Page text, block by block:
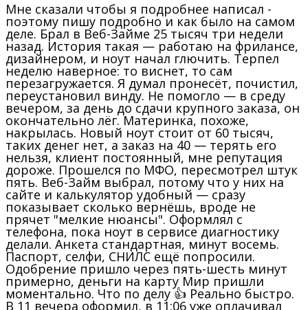
Мне сказали чтобы я подробнее написал -
поэтому пишу подробно и как было на самом
деле. Брал в Веб-Займе 25 тысяч три недели
назад. История такая — работаю на фрилансе,
дизайнером, и ноут начал глючить. Терпел
неделю наверное: то виснет, то сам
перезагружается. Я думал пронесёт, почистил,
переустановил винду. Не помогло — в среду
вечером, за день до сдачи крупного заказа, он
окончательно лёг. Материнка, похоже,
накрылась. Новый ноут стоит от 60 тысяч,
таких денег нет, а заказ на 40 — терять его
нельзя, клиент постоянный, мне репутация
дороже. Прошелся по МФО, пересмотрел штук
пять. Веб-Займ выбрал, потому что у них на
сайте и калькулятор удобный — сразу
показывает сколько вернёшь, вроде не
прячет "мелкие нюансы". Оформлял с
телефона, пока ноут в сервисе диагностику
делали. Анкета стандартная, минут восемь.
Паспорт, селфи, СНИЛС ещё попросили.
Одобрение пришло через пять-шесть минут
примерно, деньги на карту Мир пришли
моментально. Что по делу 👍 Реально быстро.
В 11 вечера оформил, в 11:06 уже оплачивал